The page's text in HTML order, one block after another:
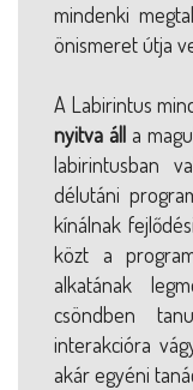
mindenki
önismeret útja
A Labirintus
nyitva áll a
labirintusban
délutáni
kínálnak
közt a
alkatának
csöndben
interakcióra
akár egyéni